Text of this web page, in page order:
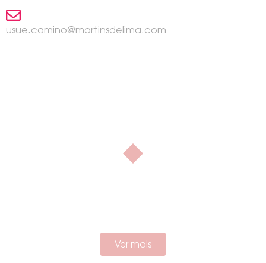
usue.camino@martinsdelima.com
Ver mais